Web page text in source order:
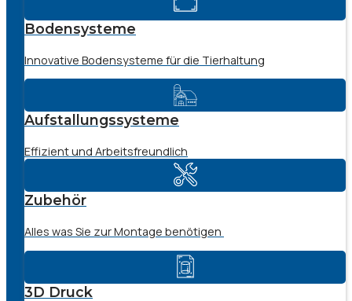
Bodensysteme
Innovative Bodensysteme für die Tierhaltung
Aufstallungssysteme
Effizient und Arbeitsfreundlich
Zubehör
Alles was Sie zur Montage benötigen
3D Druck